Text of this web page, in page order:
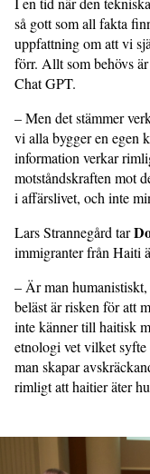
så gott som all fakta
uppfattning om att vi
förr. Allt som behövs
Chat GPT.
– Men det stämmer
vi alla bygger en egen
information verkar
motståndskraften mot
i affärslivet, och inte
Lars Strannegård tar
immigranter från Haiti
– Är man
beläst är risken för att
inte känner till haitisk
etnologi vet vilket syfte
man skapar
rimligt att haitier äter